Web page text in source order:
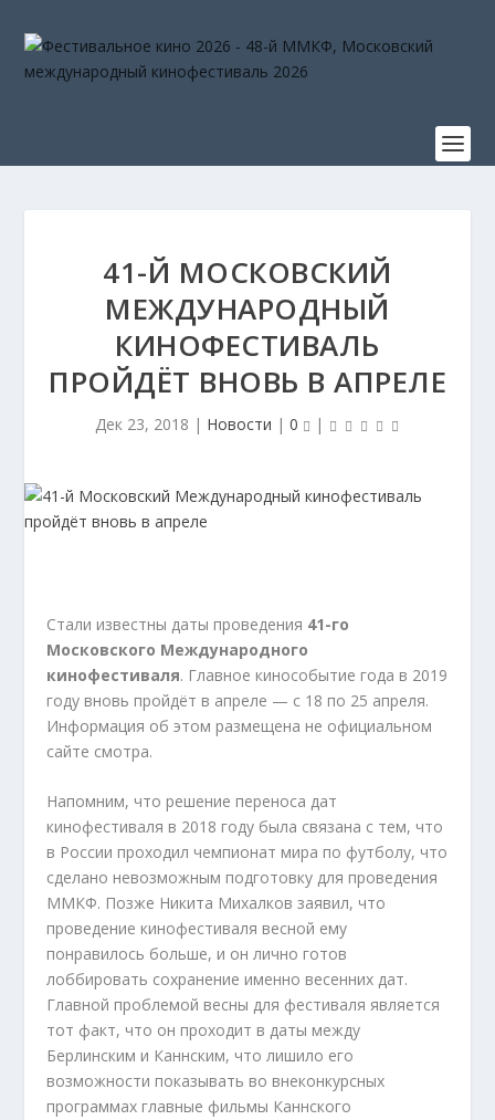
41-Й МОСКОВСКИЙ
МЕЖДУНАРОДНЫЙ
КИНОФЕСТИВАЛЬ
ПРОЙДЁТ ВНОВЬ В АПРЕЛЕ
Дек 23, 2018 | Новости | 0 |
Стали известны даты проведения 41-го
Московского Международного
кинофестиваля. Главное кинособытие года в 2019
году вновь пройдёт в апреле — с 18 по 25 апреля.
Информация об этом размещена не официальном
сайте смотра.
Напомним, что решение переноса дат
кинофестиваля в 2018 году была связана с тем, что
в России проходил чемпионат мира по футболу, что
сделано невозможным подготовку для проведения
ММКФ. Позже Никита Михалков заявил, что
проведение кинофестиваля весной ему
понравилось больше, и он лично готов
лоббировать сохранение именно весенних дат.
Главной проблемой весны для фестиваля является
тот факт, что он проходит в даты между
Берлинским и Каннским, что лишило его
возможности показывать во внеконкурсных
программах главные фильмы Каннского